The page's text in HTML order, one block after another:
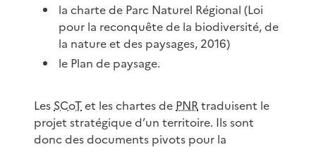
la charte de Parc Naturel Régional (Loi
pour la reconquête de la biodiversité, de
la nature et des paysages, 2016)
le Plan de paysage.
Les SCoTet les chartes de PNRtraduisent le
projet stratégique d’un territoire. Ils sont
donc des documents pivots pour la